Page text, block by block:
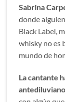
Sabrina
donde
Black Label,
whisky no es
mundo de
La cantante